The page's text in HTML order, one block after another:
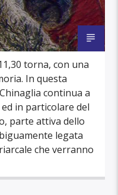
torna, con una
In questa
continua a
in particolare del
parte attiva dello
legata
che verranno